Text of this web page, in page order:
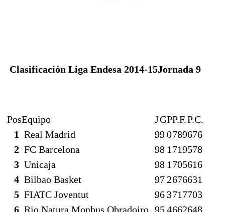
Clasificación Liga Endesa 2014-15Jornada 9
PosEquipo JGPP.F.P.C.
1 Real Madrid 990789676
2 FC Barcelona 98 1 719578
3 Unicaja 98 1 705616
4 Bilbao Basket 97 2676631
5 FIATC Joventut 96 3717703
6 Rio Natura Monbus Obradoiro 954662648